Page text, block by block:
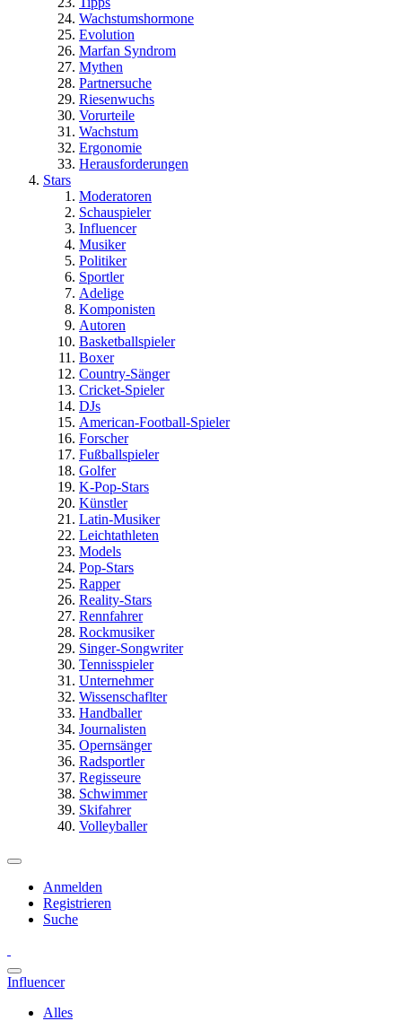
Wachstumshormone
Evolution
Marfan Syndrom
Mythen
Partnersuche
Riesenwuchs
Vorurteile
Wachstum
Ergonomie
Herausforderungen
Stars
Moderatoren
Schauspieler
Influencer
Musiker
Politiker
Sportler
Adelige
Komponisten
Autoren
Basketballspieler
Boxer
Country-Sänger
Cricket-Spieler
DJs
American-Football-Spieler
Forscher
Fußballspieler
Golfer
K-Pop-Stars
Künstler
Latin-Musiker
Leichtathleten
Models
Pop-Stars
Rapper
Reality-Stars
Rennfahrer
Rockmusiker
Singer-Songwriter
Tennisspieler
Unternehmer
Wissenschaflter
Handballer
Journalisten
Opernsänger
Radsportler
Regisseure
Schwimmer
Skifahrer
Volleyballer
Anmelden
Registrieren
Suche
Influencer
Alles